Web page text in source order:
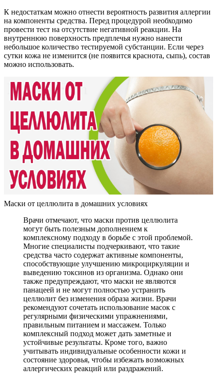
К недостаткам можно отнести вероятность развития аллергии
на компоненты средства. Перед процедурой необходимо
провести тест на отсутствие негативной реакции. На
внутреннюю поверхность предплечья нужно нанести
небольшое количество тестируемой субстанции. Если через
сутки кожа не изменится (не появится краснота, сыпь), состав
можно использовать.
Маски от целлюлита в домашних условиях
Врачи отмечают, что маски против целлюлита
могут быть полезным дополнением к
комплексному подходу в борьбе с этой проблемой.
Многие специалисты подчеркивают, что такие
средства часто содержат активные компоненты,
способствующие улучшению микроциркуляции и
выведению токсинов из организма. Однако они
также предупреждают, что маски не являются
панацеей и не могут полностью устранить
целлюлит без изменения образа жизни. Врачи
рекомендуют сочетать использование масок с
регулярными физическими упражнениями,
правильным питанием и массажем. Только
комплексный подход может дать заметные и
устойчивые результаты. Кроме того, важно
учитывать индивидуальные особенности кожи и
состояние здоровья, чтобы избежать возможных
аллергических реакций или раздражений.